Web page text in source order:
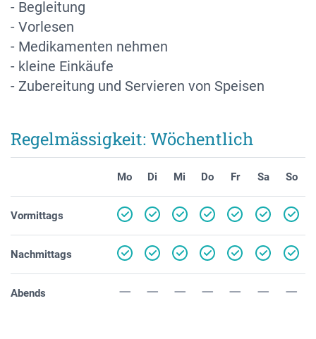
- Begleitung
- Vorlesen
- Medikamenten nehmen
- kleine Einkäufe
- Zubereitung und Servieren von Speisen
Regelmässigkeit: Wöchentlich
Mo Di Mi Do Fr Sa So
Vormittags
Nachmittags
Abends